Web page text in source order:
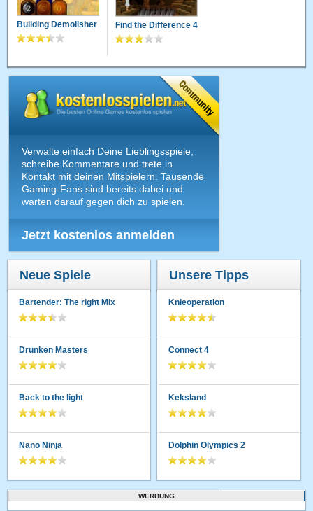
Building Demolisher Find the Difference 4
Verwalte einfach Deine Lieblingsspiele,
schreibe Kommentare und trete in
Kontakt mit deinen Mitspielern. Tausende
Gaming-Fans sind bereits dabei und
warten darauf gegen dich zu spielen.
Jetzt kostenlos anmelden
Neue Spiele
Bartender: The right Mix
Drunken Masters
Back to the light
Nano Ninja
Unsere Tipps
Knieoperation
Connect 4
Keksland
Dolphin Olympics 2
WERBUNG